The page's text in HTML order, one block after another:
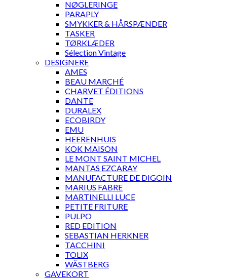
NØGLERINGE
PARAPLY
SMYKKER & HÅRSPÆNDER
TASKER
TØRKLÆDER
Sélection Vintage
DESIGNERE
AMES
BEAU MARCHÉ
CHARVET ÉDITIONS
DANTE
DURALEX
ECOBIRDY
EMU
HEERENHUIS
KOK MAISON
LE MONT SAINT MICHEL
MANTAS EZCARAY
MANUFACTURE DE DIGOIN
MARIUS FABRE
MARTINELLI LUCE
PETITE FRITURE
PULPO
RED EDITION
SEBASTIAN HERKNER
TACCHINI
TOLIX
WÄSTBERG
GAVEKORT